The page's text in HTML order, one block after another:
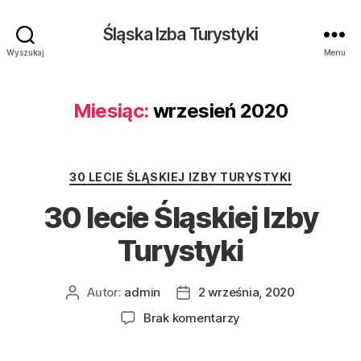
Wyszukaj
Śląska Izba Turystyki
Menu
Miesiąc: wrzesień 2020
Kategorie
30 LECIE ŚLĄSKIEJ IZBY TURYSTYKI
30 lecie Śląskiej Izby
Turystyki
AutorAutor: admin
Data2 września, 2020
Brak komentarzy